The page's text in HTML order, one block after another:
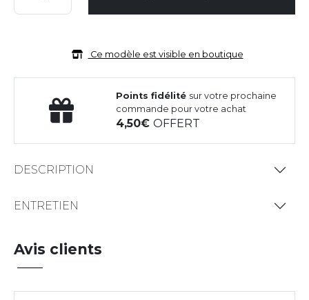
Ce modèle est visible en boutique
Points fidélité sur votre prochaine
commande pour votre achat
4,50OFFERT
DESCRIPTION
ENTRETIEN
Avis clients